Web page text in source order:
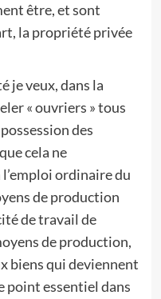
être, et sont
la propriété privée
je veux, dans la
« ouvriers » tous
des
cela ne
ordinaire du
de production
de travail de
de production,
biens qui deviennent
point essentiel dans